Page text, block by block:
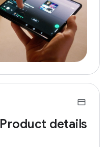
Product details